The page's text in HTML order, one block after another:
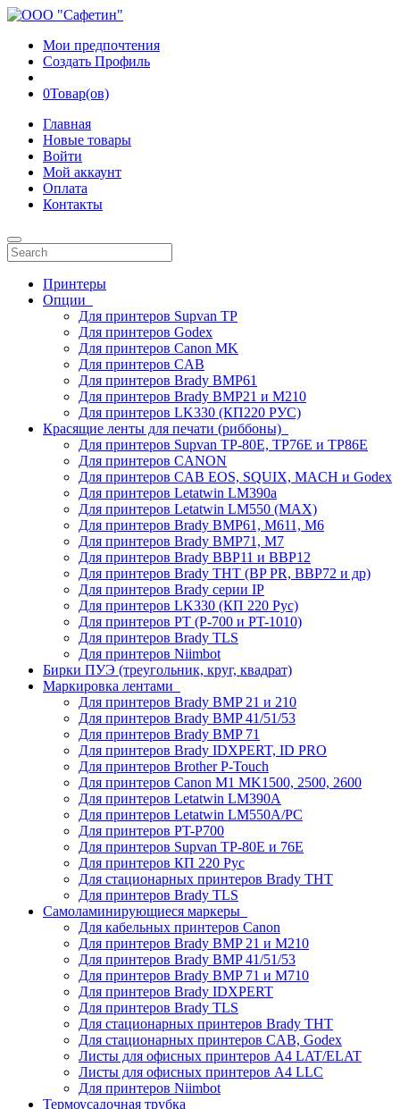
Мои предпочтения
Создать Профиль
0Товар(ов)
Главная
Новые товары
Войти
Мой аккаунт
Оплата
Контакты
Принтеры
Опции
Для принтеров Supvan TP
Для принтеров Godex
Для принтеров Canon MK
Для принтеров CAB
Для принтеров Brady BMP61
Для принтеров Brady BMP21 и M210
Для принтеров LK330 (КП220 РУС)
Красящие ленты для печати (риббоны)
Для принтеров Supvan TP-80E, TP76E и TP86E
Для принтеров CANON
Для принтеров CAB EOS, SQUIX, MACH и Godex
Для принтеров Letatwin LM390a
Для принтеров Letatwin LM550 (MAX)
Для принтеров Brady BMP61, M611, M6
Для принтеров Brady BMP71, M7
Для принтеров Brady BBP11 и BBP12
Для принтеров Brady THT (BP PR, BBP72 и др)
Для принтеров Brady серии IP
Для принтеров LK330 (КП 220 Рус)
Для принтеров PT (P-700 и PT-1010)
Для принтеров Brady TLS
Для принтеров Niimbot
Бирки ПУЭ (треугольник, круг, квадрат)
Маркировка лентами
Для принтеров Brady BMP 21 и 210
Для принтеров Brady BMP 41/51/53
Для принтеров Brady BMP 71
Для принтеров Brady IDXPERT, ID PRO
Для принтеров Brother P-Touch
Для принтеров Canon M1 MK1500, 2500, 2600
Для принтеров Letatwin LM390A
Для принтеров Letatwin LM550A/PC
Для принтеров PT-P700
Для принтеров Supvan TP-80E и 76E
Для принтеров КП 220 Рус
Для стационарных принтеров Brady THT
Для принтеров Brady TLS
Самоламинирующиеся маркеры
Для кабельных принтеров Canon
Для принтеров Brady BMP 21 и M210
Для принтеров Brady BMP 41/51/53
Для принтеров Brady BMP 71 и M710
Для принтеров Brady IDXPERT
Для принтеров Brady TLS
Для стационарных принтеров Brady THT
Для стационарных принтеров CAB, Godex
Листы для офисных принтеров А4 LAT/ELAT
Листы для офисных принтеров А4 LLC
Для принтеров Niimbot
Термоусадочная трубка